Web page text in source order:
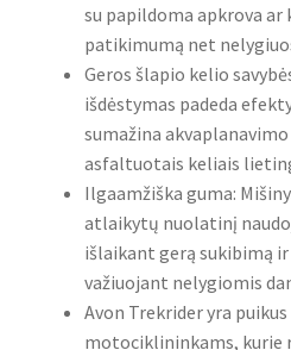
su papildoma apkrova ar
patikimumą net
Geros šlapio kelio
išdėstymas padeda
sumažina
asfaltuotais keliais
Ilgaamžiška guma:
atlaikytų nuolatinį
išlaikant gerą sukibimą
važiuojant nelygiomis
Avon Trekrider yra
motociklininkams, kurie